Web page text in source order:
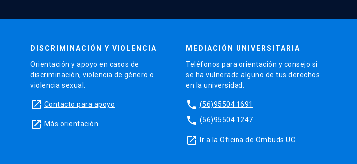
DISCRIMINACIÓN Y VIOLENCIA
Orientación y apoyo en casos de
discriminación, violencia de género o
violencia sexual.
launch Contacto para apoyo
launch Más orientación
MEDIACIÓN UNIVERSITARIA
Teléfonos para orientación y consejo si
se ha vulnerado alguno de tus derechos
en la universidad.
phone (56)95504 1691
phone (56)95504 1247
launch Ir a la Oficina de Ombuds UC